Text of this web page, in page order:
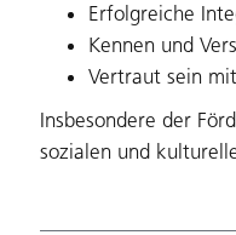
Erfolgreiche
Kennen und
Vertraut sein
Insbesondere der
sozialen und